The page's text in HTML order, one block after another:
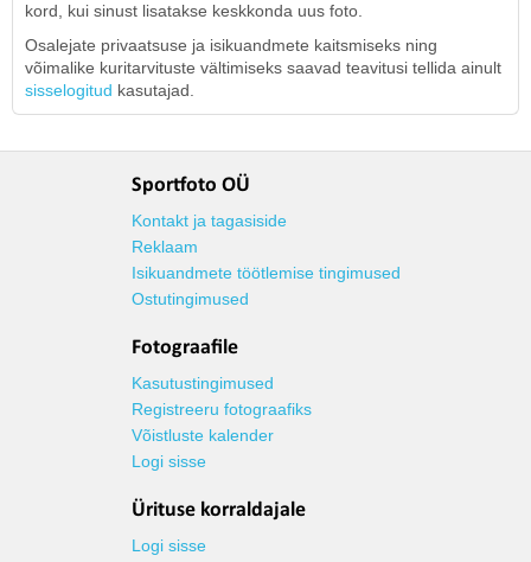
kord, kui sinust lisatakse keskkonda uus foto.
Osalejate privaatsuse ja isikuandmete kaitsmiseks ning
võimalike kuritarvituste vältimiseks saavad teavitusi tellida ainult
sisselogitud kasutajad.
Sportfoto OÜ
Kontakt ja tagasiside
Reklaam
Isikuandmete töötlemise tingimused
Ostutingimused
Fotograafile
Kasutustingimused
Registreeru fotograafiks
Võistluste kalender
Logi sisse
Ürituse korraldajale
Logi sisse